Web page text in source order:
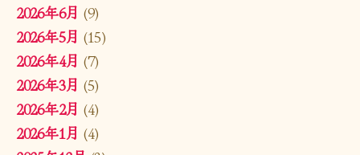
2026年6月 (9)
2026年5月 (15)
2026年4月 (7)
2026年3月 (5)
2026年2月 (4)
2026年1月 (4)